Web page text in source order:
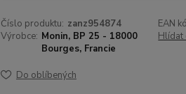
Číslo produktu: zanz954874 EAN
Výrobce: Monin, BP 25 - 18000
Bourges, Francie
Hlídat
Do oblíbených